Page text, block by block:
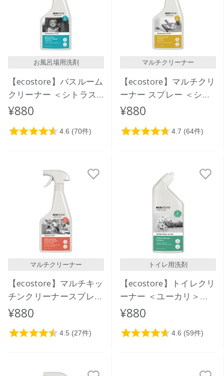
お風呂場用洗剤
【ecostore】バスルーム
クリーナー ＜シトラス
＞ 500mL
¥880
マルチクリーナー
【ecostore】マルチクリ
ーナー スプレー ＜シト
ラス＞ 500mL
¥880
マルチクリーナー
【ecostore】マルチキッ
チンクリーナースプレー
＜オレンジ＆タイム＞
¥880
トイレ用洗剤
【ecostore】トイレクリ
ーナー ＜ユーカリ＞
500mL
¥880